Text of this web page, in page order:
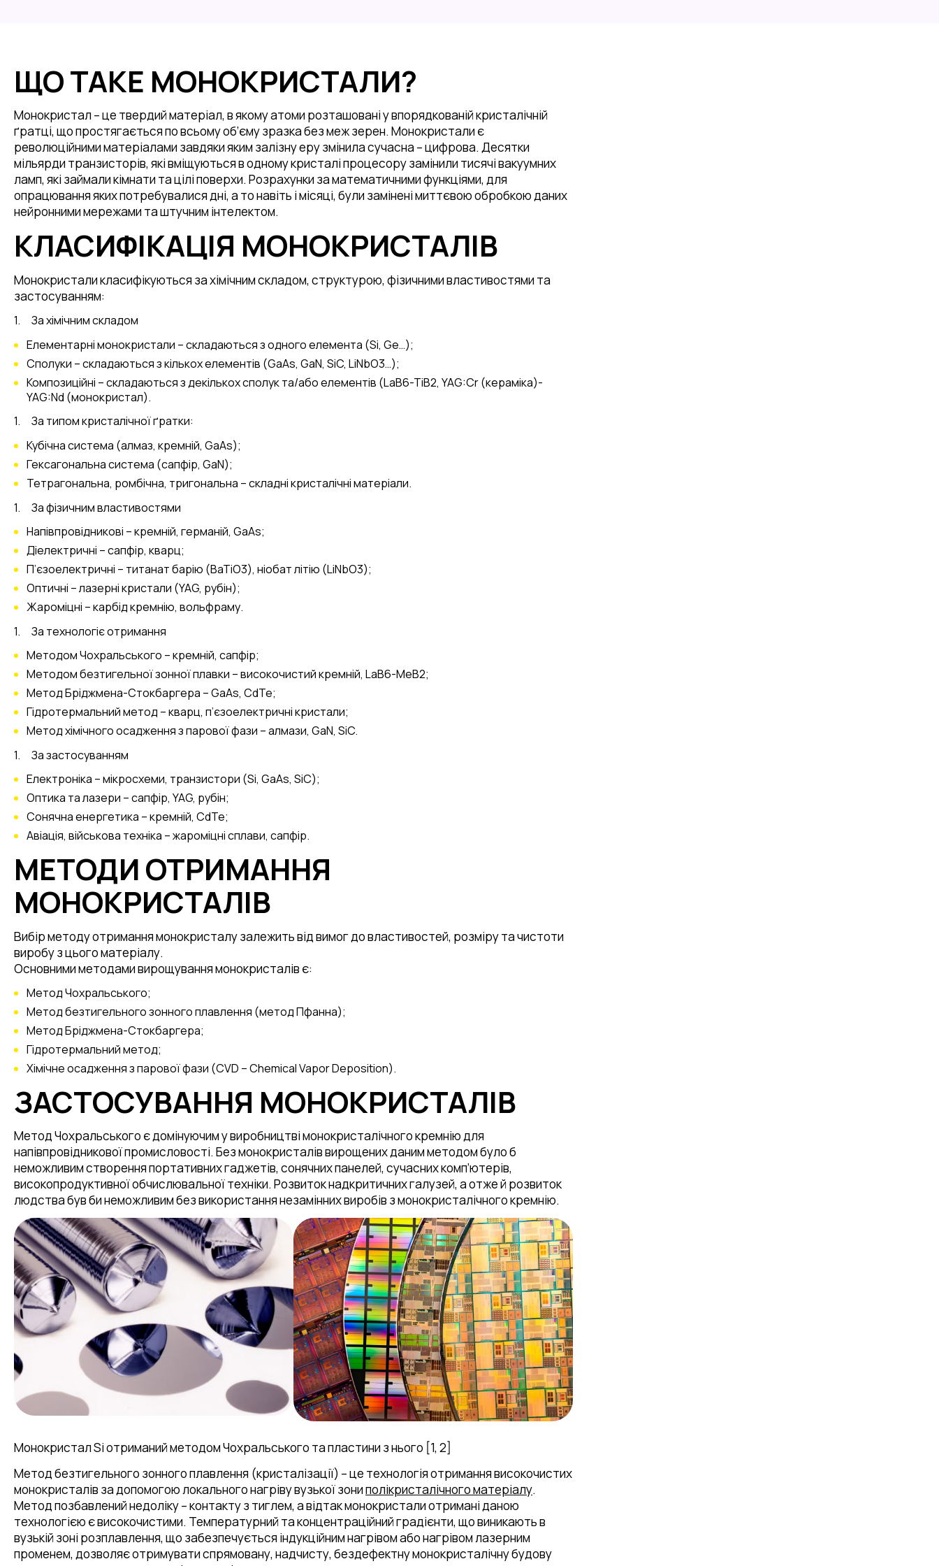
високотемпературних
досліджень
Лабораторія 3D
моделювання
Лабораторія оптичної
мікроскопії
вирощування
монокристалів
компактування
ЩО ТАКЕ МОНОКРИСТАЛИ?
Монокристал – це твердий матеріал, в якому атоми розташовані у впорядкованій кристалічній
ґратці, що простягається по всьому об’єму зразка без меж зерен. Монокристали є
революційними матеріалами завдяки яким залізну еру змінила сучасна – цифрова. Десятки
мільярди транзисторів, які вміщуються в одному кристалі процесору замінили тисячі вакуумних
ламп, які займали кімнати та цілі поверхи. Розрахунки за математичними функціями, для
опрацювання яких потребувалися дні, а то навіть і місяці, були замінені миттєвою обробкою даних
нейронними мережами та штучним інтелектом.
КЛАСИФІКАЦІЯ МОНОКРИСТАЛІВ
Монокристали класифікуються за хімічним складом, структурою, фізичними властивостями та
застосуванням:
За хімічним складом
Елементарні монокристали – складаються з одного елемента (Si, Ge…);
Сполуки – складаються з кількох елементів (GaAs, GaN, SiC, LiNbO3…);
Композиційні – складаються з декількох сполук та/або елементів (LaB6-TiB2, YAG:Cr (кераміка)-
YAG:Nd (монокристал).
За типом кристалічної ґратки:
Кубічна система (алмаз, кремній, GaAs);
Гексагональна система (сапфір, GaN);
Тетрагональна, ромбічна, тригональна – складні кристалічні матеріали.
За фізичним властивостями
Напівпровідникові – кремній, германій, GaAs;
Діелектричні – сапфір, кварц;
П’єзоелектричні – титанат барію (BaTiO3), ніобат літію (LiNbO3);
Оптичні – лазерні кристали (YAG, рубін);
Жароміцні – карбід кремнію, вольфраму.
За технологіє отримання
Методом Чохральського – кремній, сапфір;
Методом безтигельної зонної плавки – високочистий кремній, LaB6-MeB2;
Метод Бріджмена-Стокбаргера – GaAs, CdTe;
Гідротермальний метод – кварц, п’єзоелектричні кристали;
Метод хімічного осадження з парової фази – алмази, GaN, SiC.
За застосуванням
Електроніка – мікросхеми, транзистори (Si, GaAs, SiC);
Оптика та лазери – сапфір, YAG, рубін;
Сонячна енергетика – кремній, CdTe;
Авіація, військова техніка – жароміцні сплави, сапфір.
МЕТОДИ ОТРИМАННЯ
МОНОКРИСТАЛІВ
Вибір методу отримання монокристалу залежить від вимог до властивостей, розміру та чистоти
виробу з цього матеріалу.
Основними методами вирощування монокристалів є:
Метод Чохральського;
Метод безтигельного зонного плавлення (метод Пфанна);
Метод Бріджмена-Стокбаргера;
Гідротермальний метод;
Хімічне осадження з парової фази (CVD – Chemical Vapor Deposition).
ЗАСТОСУВАННЯ МОНОКРИСТАЛІВ
Метод Чохральського є домінуючим у виробництві монокристалічного кремнію для
напівпровідникової промисловості. Без монокристалів вирощених даним методом було б
неможливим створення портативних гаджетів, сонячних панелей, сучасних комп’ютерів,
високопродуктивної обчислювальної техніки. Розвиток надкритичних галузей, а отже й розвиток
людства був би неможливим без використання незамінних виробів з монокристалічного кремнію.
Монокристал Si отриманий методом Чохральського та пластини з нього [1, 2]
Метод безтигельного зонного плавлення (кристалізації) – це технологія отримання високочистих
монокристалів за допомогою локального нагріву вузької зониполікристалічного матеріалу.
Метод позбавлений недоліку – контакту з тиглем, а відтак монокристали отримані даною
технологією є високочистими. Температурний та концентраційний градієнти, що виникають в
вузькій зоні розплавлення, що забезпечується індукційним нагрівом або нагрівом лазерним
променем, дозволяє отримувати спрямовану, надчисту, бездефектну монокристалічну будову